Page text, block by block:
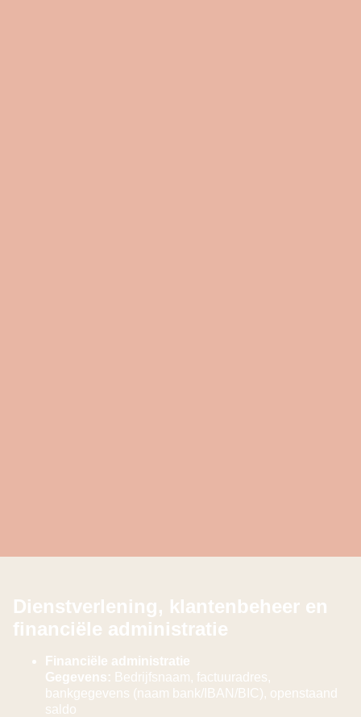
Dienstverlening, klantenbeheer en
financiële administratie
Financiële administratie
Gegevens: Bedrijfsnaam, factuuradres,
bankgegevens (naam bank/IBAN/BIC), openstaand
saldo